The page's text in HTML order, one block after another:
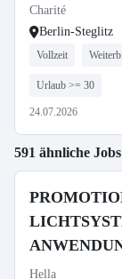
Charité
Berlin-Steglitz
Vollzeit
Urlaub >= 30
24.07.2026
591 ähnliche Jobs
Hella